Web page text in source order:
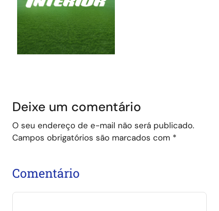
Deixe um comentário
O seu endereço de e-mail não será publicado.
Campos obrigatórios são marcados com *
Comentário